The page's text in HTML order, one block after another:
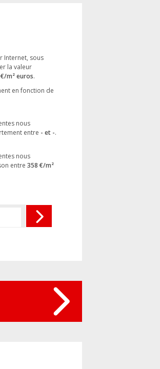
Internet, sous
la valeur
m² euros.
en fonction de
nous
entre - et -.
nous
entre 358 €/m²